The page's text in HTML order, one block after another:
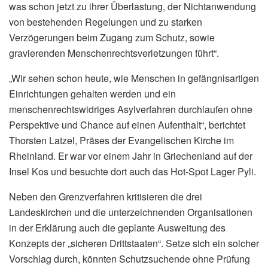
was schon jetzt zu ihrer Überlastung, der Nichtanwendung
von bestehenden Regelungen und zu starken
Verzögerungen beim Zugang zum Schutz, sowie
gravierenden Menschenrechtsverletzungen führt“.
„Wir sehen schon heute, wie Menschen in gefängnisartigen
Einrichtungen gehalten werden und ein
menschenrechtswidriges Asylverfahren durchlaufen ohne
Perspektive und Chance auf einen Aufenthalt“, berichtet
Thorsten Latzel, Präses der Evangelischen Kirche im
Rheinland. Er war vor einem Jahr in Griechenland auf der
Insel Kos und besuchte dort auch das Hot-Spot Lager Pyli.
Neben den Grenzverfahren kritisieren die drei
Landeskirchen und die unterzeichnenden Organisationen
in der Erklärung auch die geplante Ausweitung des
Konzepts der „sicheren Drittstaaten“. Setze sich ein solcher
Vorschlag durch, könnten Schutzsuchende ohne Prüfung